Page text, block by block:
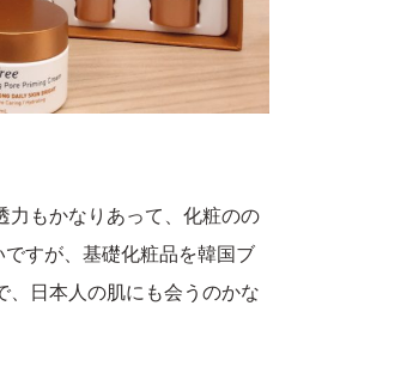
力もかなりあって、化粧のの
すが、基礎化粧品を韓国ブ
、日本人の肌にも会うのかな